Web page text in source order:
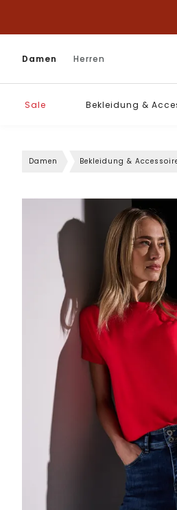
Damen Herren
Sale Bekleidung &
Damen Bekleidung &